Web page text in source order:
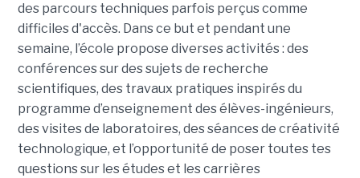
des parcours techniques parfois perçus comme
difficiles d'accès. Dans ce but et pendant une
semaine, l’école propose diverses activités : des
conférences sur des sujets de recherche
scientifiques, des travaux pratiques inspirés du
programme d’enseignement des élèves-ingénieurs,
des visites de laboratoires, des séances de créativité
technologique, et l’opportunité de poser toutes tes
questions sur les études et les carrières